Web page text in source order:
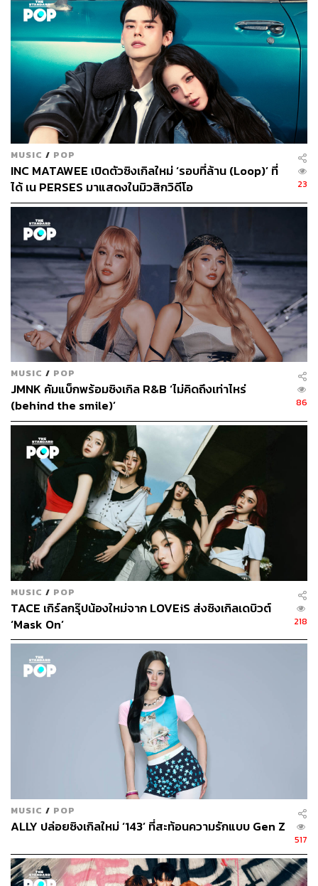
รับชมมิวสิกวิดีโอเพลงปิดทองหลังใจ
https://youtu.be/x
vFrHTlIZw0
TAGS: อิ้งค์-วรันธร เปานิล เพลงไทย
Ink Waruntorn
T-POP
312
ABOUT THE AUTHOR
ใยรัก ชุติอังกูร
นักเขียนผู้ชอบถ่ายทอดเรื่องราวผ่านตัวอักษร
หลงใหลในภาษา วัฒนธรรม และการติ่ง
MUSIC / POP
INC MATAWEE เปิดตัวซิงเกิลใหม่ ‘รอบที่ล้าน (Loop)’ ที่
ได้ เน PERSES มาแสดงในมิวสิกวิดีโอ
23
MUSIC / POP
JMNK คัมแบ็กพร้อมซิงเกิล R&B ‘ไม่คิดถึงเท่าไหร่
(behind the smile)’
86
MUSIC / POP
TACE เกิร์ลกรุ๊ปน้องใหม่จาก LOVEiS ส่งซิงเกิลเดบิวต์
‘Mask On’
218
MUSIC / POP
ALLY ปล่อยซิงเกิลใหม่ ‘143’ ที่สะท้อนความรักแบบ Gen Z
517